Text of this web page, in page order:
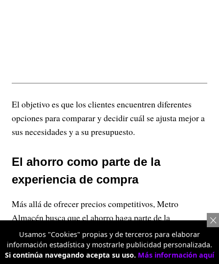
El objetivo es que los clientes encuentren diferentes
opciones para comparar y decidir cuál se ajusta mejor a
sus necesidades y a su presupuesto.
El ahorro como parte de la
experiencia de compra
Más allá de ofrecer precios competitivos, Metro
Almacén busca que el ahorro haga parte de la
experiencia de compra. Por eso, su modelo combina
variedad, diferentes presentaciones de producto y
precios escalonados para que cada persona decida cómo
Usamos "Cookies" propias y de terceros para elaborar
información estadística y mostrarle publicidad personalizada.
Si continúa navegando acepta su uso. Más información aquí